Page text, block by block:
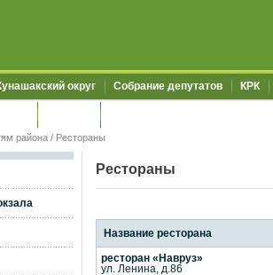
округ Собрание депутатов КРК
района / Рестораны
Рестораны
Название ресторана
ресторан «Навруз»
ул. Ленина, д.86